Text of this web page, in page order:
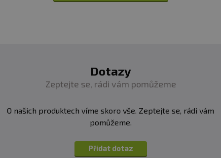
Dotazy
Zeptejte se, rádi vám pomůžeme
O našich produktech víme skoro vše. Zeptejte se, rádi vám
pomůžeme.
Přidat dotaz